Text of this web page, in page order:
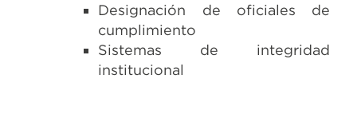
Designación de oficiales de
cumplimiento
Sistemas de integridad
institucional